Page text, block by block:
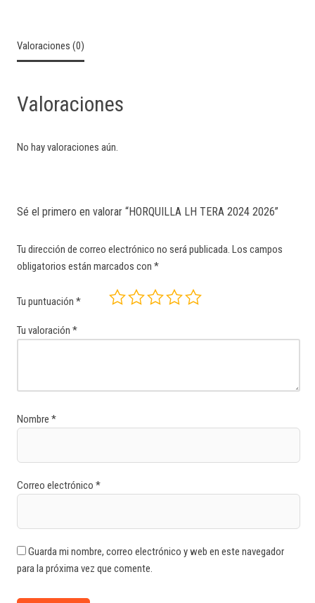
Valoraciones (0)
Valoraciones
No hay valoraciones aún.
Sé el primero en valorar “HORQUILLA LH TERA 2024 2026”
Tu dirección de correo electrónico no será publicada. Los campos
obligatorios están marcados con *
Tu puntuación *
Tu valoración *
Nombre *
Correo electrónico *
Guarda mi nombre, correo electrónico y web en este navegador
para la próxima vez que comente.